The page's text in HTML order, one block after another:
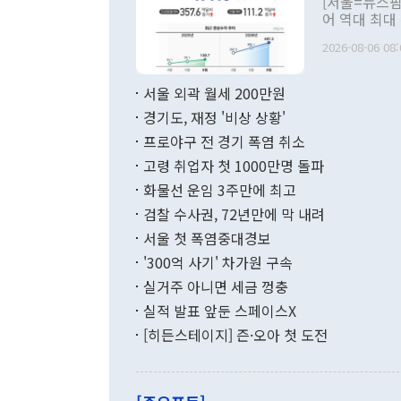
관 부처 장
관의 무리한
다. [정동영 통일부 장관이 지난달 23일 오후 서울 종로구 정부서울청사에
무너졌다고
함께 4자 대
"우리의 선
관은 업무
어 역대 최
료=한국은행] 한국은행이 6일 발표한 '2026년 6월 국제수지(잠정)'
며 월간 기
196.9% 급
수출은
기록했지만
로 전환됐다.
는 배당수입
2026-08-06
서울 외곽 월세 200만원
경기도, 재정 '비상 상황'
프로야구 전 경기 폭염 취소
고령 취업자 첫 1000만명 돌파
화물선 운임 3주만에 최고
검찰 수사권, 72년만에 막 내려
서울 첫 폭염중대경보
'300억 사기' 차가원 구속
실거주 아니면 세금 껑충
실적 발표 앞둔 스페이스X
[히든스테이지] 즌·오아 첫 도전